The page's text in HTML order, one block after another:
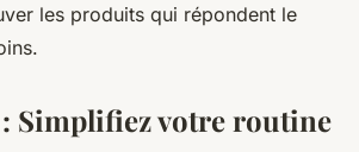
les produits qui répondent le
: Simplifiez votre routine